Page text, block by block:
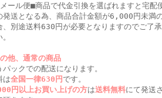
ール便■商品で代金引換を選ばれますと宅配
発送となる為、商品合計金額が6,000円未満
、別途送料630円が必要となりますのでご了
他、通常の商品
パックでの配送になります。
は全国一律630円 です。
円以上お買い上げの方は送料無料にて発送さ